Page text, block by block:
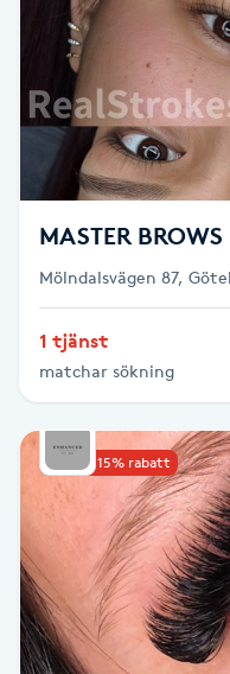
Funktionsanalys
Färgning
Föning
G
Gellack
Gellack med
Gravidmassage
Gravidyoga
Gruppträning
MASTER
Mölndalsvägen 87,
1 tjänst
matchar sökning
Upp till 15% rabatt